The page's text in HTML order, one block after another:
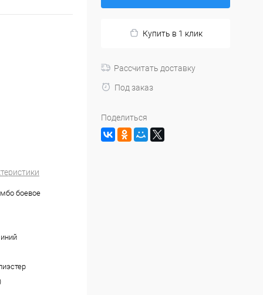
боевое
Купить в 1 клик
Рассчитать доставку
Под заказ
Поделиться